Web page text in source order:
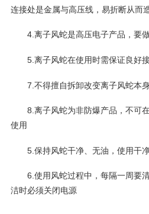
连接处是金属与高压线，易折断从而
4.离子风蛇是高压电子产品，要
5.离子风蛇在使用时需保证良好
7.不得擅自拆卸改变离子风蛇本
8.离子风蛇为非防爆产品，不可
使用
5.保持风蛇干净、无油，使用干
6.使用风蛇过程中，每隔一周要
洁时必须关闭电源